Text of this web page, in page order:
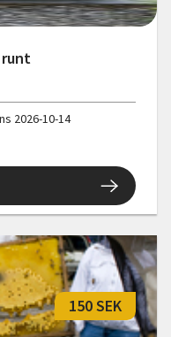
runt
2026-10-14
150 SEK